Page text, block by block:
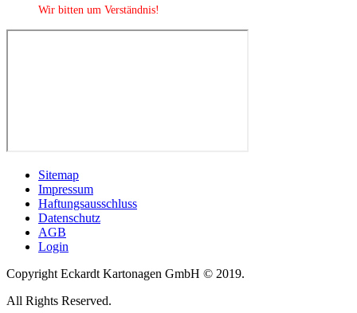
Wir bitten um Verständnis!
Sitemap
Impressum
Haftungsausschluss
Datenschutz
AGB
Login
Copyright Eckardt Kartonagen GmbH © 2019.
All Rights Reserved.